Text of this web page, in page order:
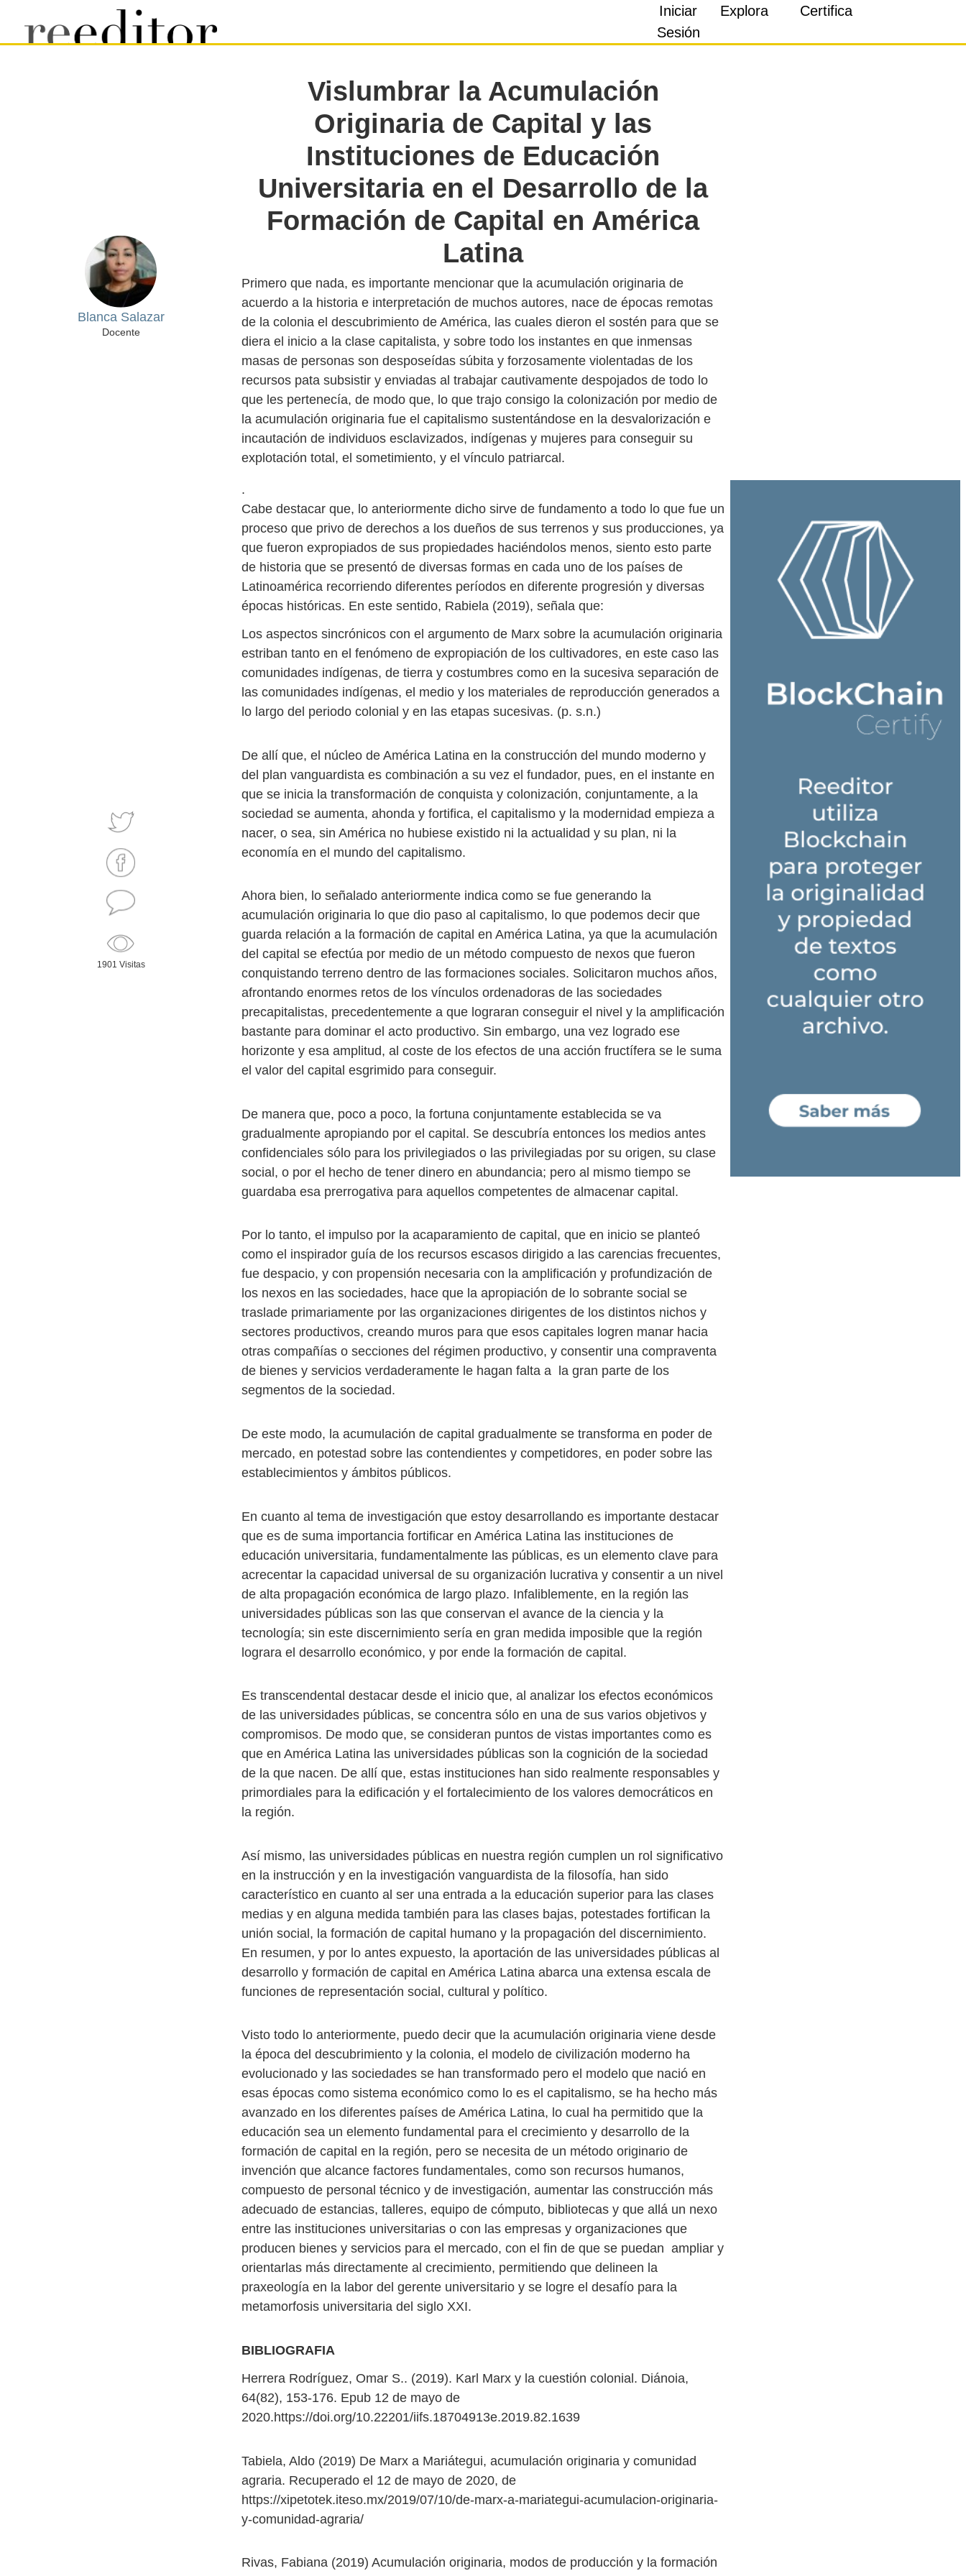
Iniciar
Sesión
Explora Certifica
Blanca Salazar
Docente
Vislumbrar la Acumulación
Originaria de Capital y las
Instituciones de Educación
Universitaria en el Desarrollo de la
Formación de Capital en América
Latina
Primero que nada, es importante mencionar que la acumulación originaria de
acuerdo a la historia e interpretación de muchos autores, nace de épocas remotas
de la colonia el descubrimiento de América, las cuales dieron el sostén para que se
diera el inicio a la clase capitalista, y sobre todo los instantes en que inmensas
masas de personas son desposeídas súbita y forzosamente violentadas de los
recursos pata subsistir y enviadas al trabajar cautivamente despojados de todo lo
que les pertenecía, de modo que, lo que trajo consigo la colonización por medio de
la acumulación originaria fue el capitalismo sustentándose en la desvalorización e
incautación de individuos esclavizados, indígenas y mujeres para conseguir su
1901 Visitas
.
Cabe destacar que, lo anteriormente dicho sirve de fundamento a todo lo que fue un
proceso que privo de derechos a los dueños de sus terrenos y sus producciones, ya
que fueron expropiados de sus propiedades haciéndolos menos, siento esto parte
de historia que se presentó de diversas formas en cada uno de los países de
Latinoamérica recorriendo diferentes períodos en diferente progresión y diversas
épocas históricas. En este sentido, Rabiela (2019), señala que:
Los aspectos sincrónicos con el argumento de Marx sobre la acumulación originaria
estriban tanto en el fenómeno de expropiación de los cultivadores, en este caso las
comunidades indígenas, de tierra y costumbres como en la sucesiva separación de
las comunidades indígenas, el medio y los materiales de reproducción generados a
lo largo del periodo colonial y en las etapas sucesivas. (p. s.n.)
De allí que, el núcleo de América Latina en la construcción del mundo moderno y
del plan vanguardista es combinación a su vez el fundador, pues, en el instante en
que se inicia la transformación de conquista y colonización, conjuntamente, a la
sociedad se aumenta, ahonda y fortifica, el capitalismo y la modernidad empieza a
nacer, o sea, sin América no hubiese existido ni la actualidad y su plan, ni la
economía en el mundo del capitalismo.
Ahora bien, lo señalado anteriormente indica como se fue generando la
acumulación originaria lo que dio paso al capitalismo, lo que podemos decir que
guarda relación a la formación de capital en América Latina, ya que la acumulación
del capital se efectúa por medio de un método compuesto de nexos que fueron
conquistando terreno dentro de las formaciones sociales. Solicitaron muchos años,
afrontando enormes retos de los vínculos ordenadoras de las sociedades
precapitalistas, precedentemente a que lograran conseguir el nivel y la amplificación
bastante para dominar el acto productivo. Sin embargo, una vez logrado ese
horizonte y esa amplitud, al coste de los efectos de una acción fructífera se le suma
el valor del capital esgrimido para conseguir.
De manera que, poco a poco, la fortuna conjuntamente establecida se va
gradualmente apropiando por el capital. Se descubría entonces los medios antes
confidenciales sólo para los privilegiados o las privilegiadas por su origen, su clase
social, o por el hecho de tener dinero en abundancia; pero al mismo tiempo se
guardaba esa prerrogativa para aquellos competentes de almacenar capital.
Por lo tanto, el impulso por la acaparamiento de capital, que en inicio se planteó
como el inspirador guía de los recursos escasos dirigido a las carencias frecuentes,
fue despacio, y con propensión necesaria con la amplificación y profundización de
los nexos en las sociedades, hace que la apropiación de lo sobrante social se
traslade primariamente por las organizaciones dirigentes de los distintos nichos y
sectores productivos, creando muros para que esos capitales logren manar hacia
otras compañías o secciones del régimen productivo, y consentir una compraventa
de bienes y servicios verdaderamente le hagan falta a la gran parte de los
segmentos de la sociedad.
De este modo, la acumulación de capital gradualmente se transforma en poder de
mercado, en potestad sobre las contendientes y competidores, en poder sobre las
establecimientos y ámbitos públicos.
En cuanto al tema de investigación que estoy desarrollando es importante destacar
que es de suma importancia fortificar en América Latina las instituciones de
educación universitaria, fundamentalmente las públicas, es un elemento clave para
acrecentar la capacidad universal de su organización lucrativa y consentir a un nivel
de alta propagación económica de largo plazo. Infaliblemente, en la región las
universidades públicas son las que conservan el avance de la ciencia y la
tecnología; sin este discernimiento sería en gran medida imposible que la región
lograra el desarrollo económico, y por ende la formación de capital.
Es transcendental destacar desde el inicio que, al analizar los efectos económicos
de las universidades públicas, se concentra sólo en una de sus varios objetivos y
compromisos. De modo que, se consideran puntos de vistas importantes como es
que en América Latina las universidades públicas son la cognición de la sociedad
de la que nacen. De allí que, estas instituciones han sido realmente responsables y
primordiales para la edificación y el fortalecimiento de los valores democráticos en
la región.
Así mismo, las universidades públicas en nuestra región cumplen un rol significativo
en la instrucción y en la investigación vanguardista de la filosofía, han sido
característico en cuanto al ser una entrada a la educación superior para las clases
medias y en alguna medida también para las clases bajas, potestades fortifican la
unión social, la formación de capital humano y la propagación del discernimiento.
En resumen, y por lo antes expuesto, la aportación de las universidades públicas al
desarrollo y formación de capital en América Latina abarca una extensa escala de
funciones de representación social, cultural y político.
Visto todo lo anteriormente, puedo decir que la acumulación originaria viene desde
la época del descubrimiento y la colonia, el modelo de civilización moderno ha
evolucionado y las sociedades se han transformado pero el modelo que nació en
esas épocas como sistema económico como lo es el capitalismo, se ha hecho más
avanzado en los diferentes países de América Latina, lo cual ha permitido que la
educación sea un elemento fundamental para el crecimiento y desarrollo de la
formación de capital en la región, pero se necesita de un método originario de
invención que alcance factores fundamentales, como son recursos humanos,
compuesto de personal técnico y de investigación, aumentar las construcción más
adecuado de estancias, talleres, equipo de cómputo, bibliotecas y que allá un nexo
entre las instituciones universitarias o con las empresas y organizaciones que
producen bienes y servicios para el mercado, con el fin de que se puedan ampliar y
orientarlas más directamente al crecimiento, permitiendo que delineen la
praxeología en la labor del gerente universitario y se logre el desafío para la
metamorfosis universitaria del siglo XXI.
BIBLIOGRAFIA
Herrera Rodríguez, Omar S.. (2019). Karl Marx y la cuestión colonial. Diánoia,
64(82), 153-176. Epub 12 de mayo de
2020.https://doi.org/10.22201/iifs.18704913e.2019.82.1639
Tabiela, Aldo (2019) De Marx a Mariátegui, acumulación originaria y comunidad
agraria. Recuperado el 12 de mayo de 2020, de
https://xipetotek.iteso.mx/2019/07/10/de-marx-a-mariategui-acumulacion-originaria-
y-comunidad-agraria/
Rivas, Fabiana (2019) Acumulación originaria, modos de producción y la formación